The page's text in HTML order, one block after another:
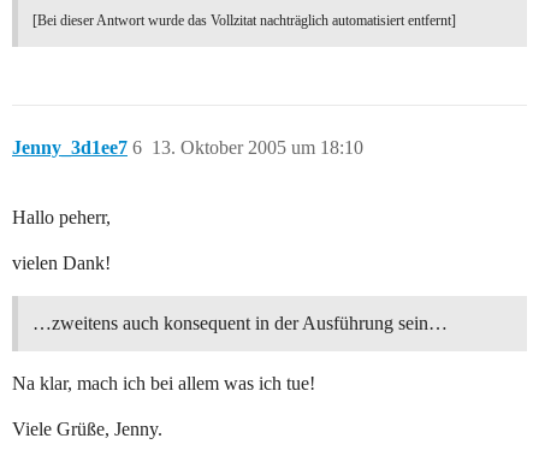
[Bei dieser Antwort wurde das Vollzitat nachträglich automatisiert entfernt]
Jenny_3d1ee7 13. Oktober 2005 um 18:10
6
Hallo peherr,
vielen Dank!
…zweitens auch konsequent in der Ausführung sein…
Na klar, mach ich bei allem was ich tue!
Viele Grüße, Jenny.